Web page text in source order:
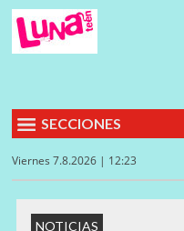
SECCIONES
Viernes 7.8.2026 | 12:23
NOTICIAS